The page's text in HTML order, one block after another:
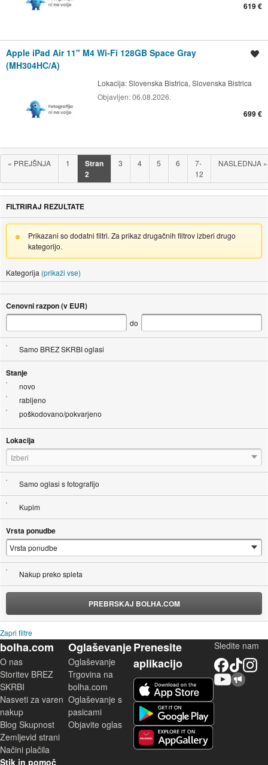
619 €
Apple iPad Air 11" M4 Wi-Fi 128GB Space Gray
(MH304HC/A)
Lokacija:Slovenska Bistrica, Slovenska Bistrica
Objavljen:06.08.2026.
699 €
« PREJŠNJA 1
Stran
2
3 4 5 6
7-
12
NASLEDNJA »
FILTRIRAJ REZULTATE
Prikazani so dodatni filtri. Za prikaz drugačnih filtrov izberi drugo
kategorijo.
Kategorija (prikaži vse)
Cenovni razpon (v EUR)
do
Samo BREZ SKRBI oglasi
Stanje
novo
rabljeno
poškodovano/pokvarjeno
Lokacija
Izberi
Samo oglasi s fotografijo
Kupim
Vrsta ponudbe
Nakup preko spleta
PREBRSKAJ BOLHA.COM
Zapri filtre
bolha.com
O nas
Storitev BREZ
SKRBI
Nasveti za varen
nakup
Blog Skupnost
Zemljevid strani
Načini plačila
Stik in pomoč
Oglaševanje
Oglaševanje
Trgovina na
bolha.com
Oglaševanje s
pasicami
Objavite oglas
Prenesite
aplikacijo
Sledite nam